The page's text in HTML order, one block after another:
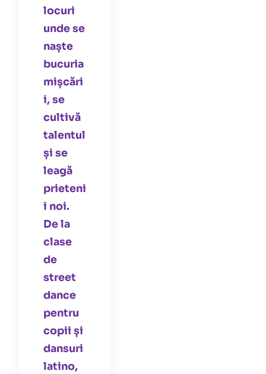
locuri
unde se
naște
bucuria
mișcări
i, se
cultivă
talentul
și se
leagă
prieteni
i noi.
De la
clase
de
street
dance
pentru
copii și
dansuri
latino,